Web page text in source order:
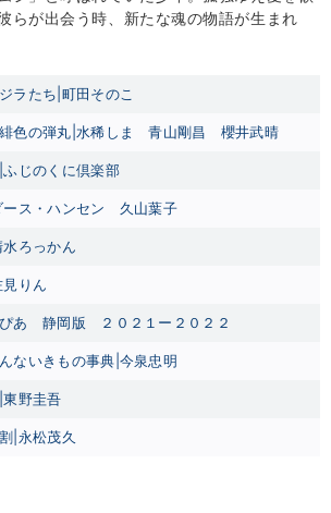
らが出会う時、新たな魂の物語が生まれ
ジラたち|町田そのこ
色の弾丸|水稀しま 青山剛昌 櫻井武晴
|ふじのくに倶楽部
ダース・ハンセン 久山葉子
ろっかん
りん
ぴあ 静岡版 ２０２１ー２０２２
ないきもの事典|今泉忠明
野圭吾
９割|永松茂久